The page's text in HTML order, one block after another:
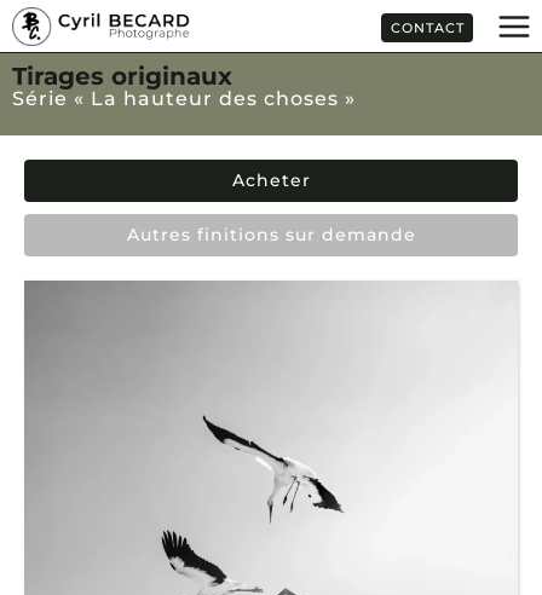
Aller
au
contenu
CONTACT
Tirages originaux
Série « La hauteur des choses »
Acheter
Autres finitions sur demande